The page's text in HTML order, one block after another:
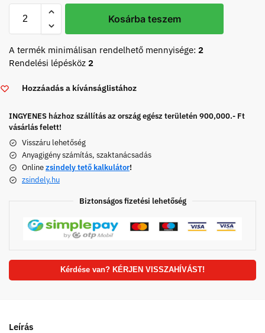
Kosárba teszem
A termék minimálisan rendelhető mennyisége: 2
Rendelési lépésköz 2
Hozzáadás a kívánságlistához
INGYENES házhoz szállítás az ország egész területén 900,000.- Ft
vásárlás felett!
Visszáru lehetőség
Anyagigény számítás, szaktanácsadás
Onlinezsindely tető kalkulátor!
zsindely.hu
Biztonságos fizetési lehetőség
Kérdése van? KÉRJEN VISSZAHÍVÁST!
Leírás